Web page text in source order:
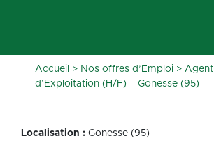
Accueil > Nos offres d’Emploi > Agent
d’Exploitation (H/F) – Gonesse (95)
Localisation : Gonesse (95)